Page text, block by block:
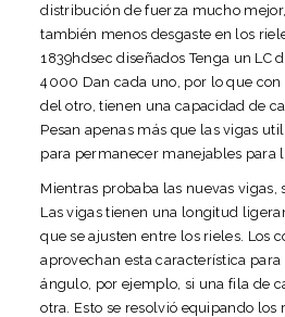
distribución de fuerza mucho
también menos desgaste en los
1839hdsec diseñados Tenga un LC
4000 Dan cada uno, por lo que
del otro, tienen una capacidad de
Pesan apenas más que las vigas
para permanecer manejables para
Mientras probaba las nuevas vigas,
Las vigas tienen una longitud
que se ajusten entre los rieles. Los
aprovechan esta característica
ángulo, por ejemplo, si una fila de
otra. Esto se resolvió equipando